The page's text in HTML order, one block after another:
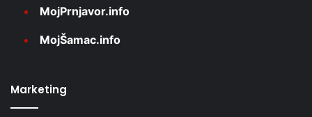
MojPrnjavor.info
MojŠamac.info
Marketing